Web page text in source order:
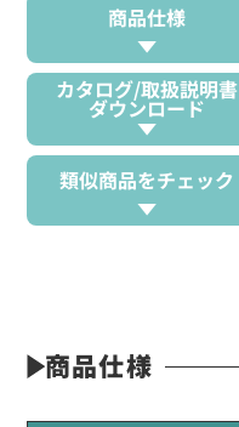
商品仕様
カタログ/取扱説明書
ダウンロード
類似商品をチェック
商品仕様